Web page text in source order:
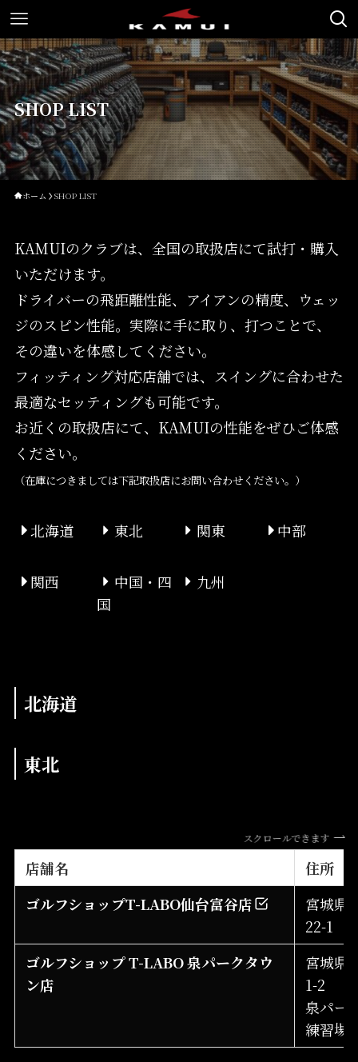
SHOP LIST
ホーム SHOP LIST
KAMUIのクラブは、全国の取扱店にて試打・購入
いただけます。
ドライバーの飛距離性能、アイアンの精度、ウェッ
ジのスピン性能。実際に手に取り、打つことで、
その違いを体感してください。
フィッティング対応店舗では、スイングに合わせた
最適なセッティングも可能です。
お近くの取扱店にて、KAMUIの性能をぜひご体感
ください。
（在庫につきましては下記取扱店にお問い合わせください。）
北海道 東北 関東 中部
関西
中国・四
国
九州
北海道
東北
スクロールできます
店舗名
住所
ゴルフショップT-LABO仙台富谷店
宮城県
22-1
ゴルフショップ T-LABO 泉パークタウ
ン店
宮城県
1-2
泉パー
練習場